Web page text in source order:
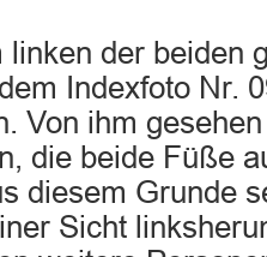
linken der beiden
Indexfoto Nr.
Von ihm
die beide Füße
diesem Grunde
Sicht